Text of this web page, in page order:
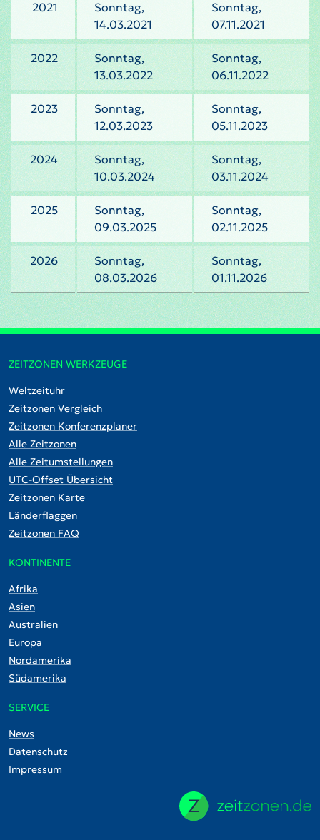
2021
Sonntag,
14.03.2021
Sonntag,
07.11.2021
2022
Sonntag,
13.03.2022
Sonntag,
06.11.2022
2023
Sonntag,
12.03.2023
Sonntag,
05.11.2023
2024
Sonntag,
10.03.2024
Sonntag,
03.11.2024
2025
Sonntag,
09.03.2025
Sonntag,
02.11.2025
2026
Sonntag,
08.03.2026
Sonntag,
01.11.2026
ZEITZONEN WERKZEUGE
Weltzeituhr
Zeitzonen Vergleich
Zeitzonen Konferenzplaner
Alle Zeitzonen
Alle Zeitumstellungen
UTC-Offset Übersicht
Zeitzonen Karte
Länderflaggen
Zeitzonen FAQ
KONTINENTE
Afrika
Asien
Australien
Europa
Nordamerika
Südamerika
SERVICE
News
Datenschutz
Impressum